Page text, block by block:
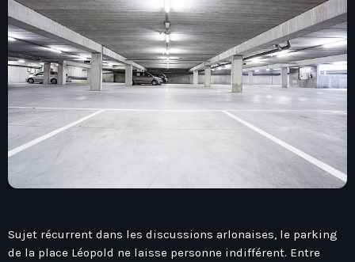
play_arrow Seven Ile-De-France
Love Like Fun
News
keyboard_arrow_down
Auvergne-Rhône-Alpes
Bretagne
Mixstation
Sujet récurrent dans les discussions arlonaises, le parking
de la place Léopold ne laisse personne indifférent. Entre